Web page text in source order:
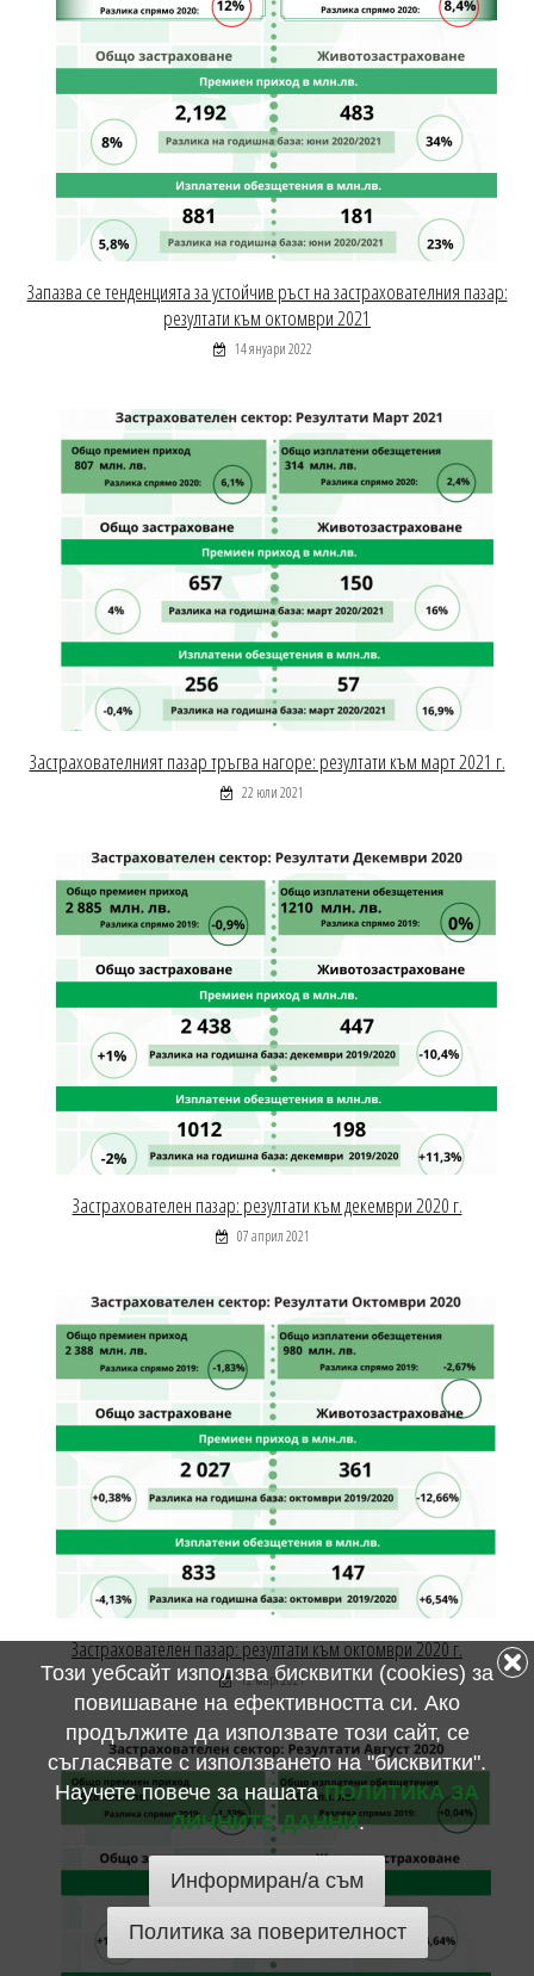
Запазва се тенденцията за устойчив ръст на застрахователния пазар:
резултати към октомври 2021
14 януари 2022
Застрахователният пазар тръгва нагоре: резултати към март 2021 г.
22 юли 2021
Застрахователен пазар: резултати към декември 2020 г.
07 април 2021
Застрахователен пазар: резултати към октомври 2020 г.
12 март 2021
Този уебсайт използва бисквитки (cookies) за
повишаване на ефективността си. Ако
продължите да използвате този сайт, се
съгласявате с използването на "бисквитки".
Научете повече за нашатаПОЛИТИКА ЗА
ЛИЧНИТЕ ДАННИ.
Информиран/а съм
Политика за поверителност